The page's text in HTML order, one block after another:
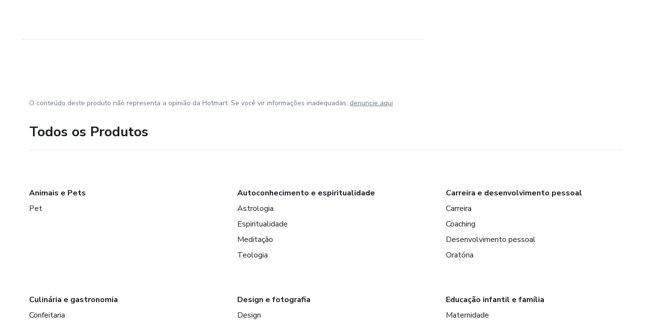
O conteúdo deste produto não representa a opinião da Hotmart. Se você vir informações inadequadas, denuncie aqui
Todos os Produtos
Animais e Pets
Pet
Autoconhecimento e espiritualidade
Astrologia
Espiritualidade
Meditação
Teologia
Carreira e desenvolvimento pessoal
Carreira
Coaching
Desenvolvimento pessoal
Oratória
Culinária e gastronomia
Confeitaria
Design e fotografia
Design
Educação infantil e família
Maternidade